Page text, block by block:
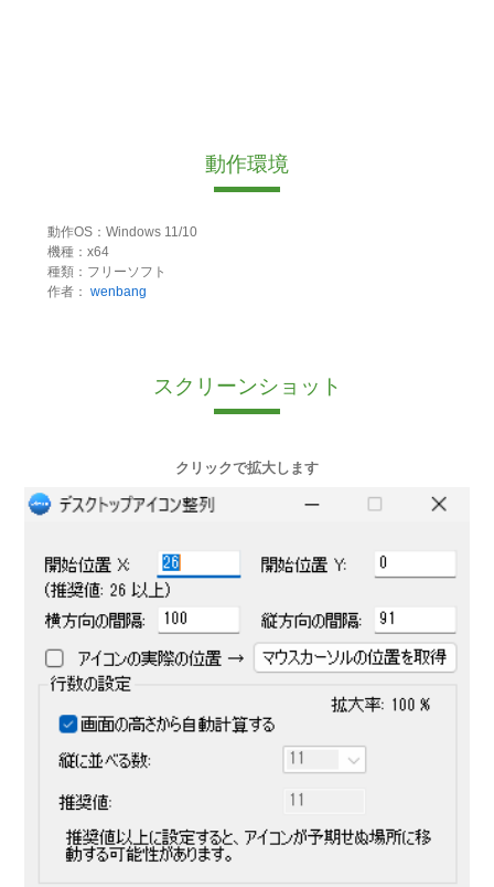
動作環境
動作OS：Windows 11/10
機種：x64
種類：フリーソフト
作者： wenbang
スクリーンショット
クリックで拡大します